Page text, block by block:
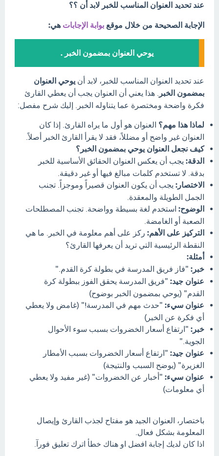
عند تحديد العنوان المناسب للخبر لابد أن ؟؟
الإجابة الصحيحة من خلال موقع بوابة الإجابات هي:
يوحي العنوان بمضمون الخبر .
عند تحديد العنوان المناسب للخبر، لابد أن يوحي العنوان
بمضمون الخبر
. هذا يعني أن العنوان يجب أن يعطي القارئ
فكرة واضحة ومختصرة عما يتناوله الخبر. إليك شرح مفصل:
لماذا هذا مهم؟ العنوان هو أول ما يراه القارئ. إذا كان
العنوان غير واضح أو مضللاً، فقد لا يقرأ القارئ الخبر أصلاً.
كيف نجعل العنوان يوحي بمضمون الخبر؟
الدقة: يجب أن يعكس العنوان الحقائق الأساسية للخبر
بدقة. لا تستخدم كلمات مبالغ فيها أو غير دقيقة.
الاختصار: يجب أن يكون العنوان قصيراً وموجزاً. تجنب
الجمل الطويلة والمعقدة.
الوضوح: استخدم لغة بسيطة وواضحة. تجنب المصطلحات
الصعبة أو الغامضة.
التركيز على الأهم: ركز على أهم معلومة في الخبر. ما هي
النقطة الرئيسية التي تريد أن يعرفها القارئ؟
أمثلة:
خبر: "فاز فريق المدرسة في بطولة كرة القدم."
عنوان جيد: "فريق المدرسة يحقق الفوز ببطولة كرة
القدم" (يوحي بمضمون الخبر بوضوح)
عنوان سيء: "حدث مهم في المدرسة!" (غامض ولا يعطي
أي فكرة عن الخبر)
خبر: "ارتفاع أسعار الخضروات بسبب سوء الأحوال
الجوية."
عنوان جيد: "ارتفاع أسعار الخضروات بسبب الأمطار
الغزيرة" (يوضح السبب والنتيجة)
عنوان سيء: "أخبار عن الخضروات" (غير مفيد ولا يعطي
أي معلومات)
باختصار، العنوان الجيد هو مفتاح لجذب القارئ وإيصال
المعلومة بشكل فعال.
اذا كان لديك إجابة افضل او هناك خطأ اترك تعليق فورآ.